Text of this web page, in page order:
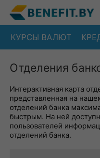
КУРСЫ ВАЛЮТ
Отделения
Интерактивная карта
представленная на
отделений банка
быстрым. На ней
пользователей
отделений банка.